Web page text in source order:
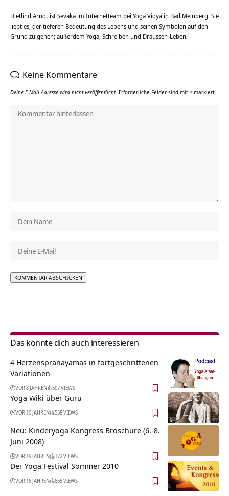
Dietlind Arndt ist Sevaka im Internetteam bei Yoga Vidya in Bad Meinberg. Sie
liebt es, der tieferen Bedeutung des Lebens und seinen Symbolen auf den
Grund zu gehen; außerdem Yoga, Schreiben und Draussen-Leben.
Keine Kommentare
Deine E-Mail-Adresse wird nicht veröffentlicht. Erforderliche Felder sind mit * markiert.
Das könnte dich auch interessieren
4 Herzenspranayamas in fortgeschrittenen
Variationen
VOR 8 JAHREN 507 VIEWS
Yoga Wiki über Guru
VOR 10 JAHREN 558 VIEWS
Neu: Kinderyoga Kongress Broschüre (6.-8.
Juni 2008)
VOR 19 JAHREN 372 VIEWS
Der Yoga Festival Sommer 2010
VOR 16 JAHREN 655 VIEWS